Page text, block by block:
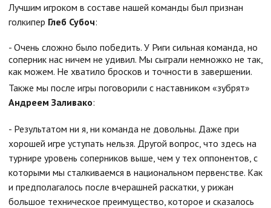
Лучшим игроком в составе нашей команды был признан
голкипер Глеб Субоч:
- Очень сложно было победить. У Риги сильная команда, но
соперник нас ничем не удивил. Мы сыграли немножко не так,
как можем. Не хватило бросков и точности в завершении.
Также мы после игры поговорили с наставником «зубрят»
Андреем Заливако:
- Результатом ни я, ни команда не довольны. Даже при
хорошей игре уступать нельзя. Другой вопрос, что здесь на
турнире уровень соперников выше, чем у тех оппонентов, с
которыми мы сталкиваемся в национальном первенстве. Как
и предполагалось после вчерашней раскатки, у рижан
большое техническое преимущество, которое и сказалось